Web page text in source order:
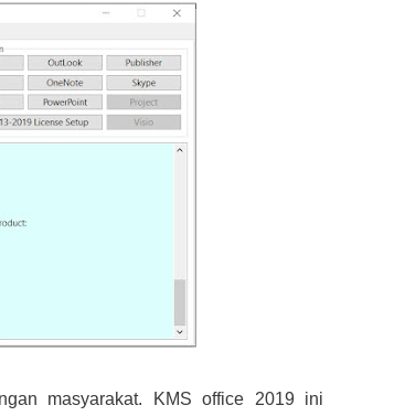
masyarakat. KMS office 2019 ini